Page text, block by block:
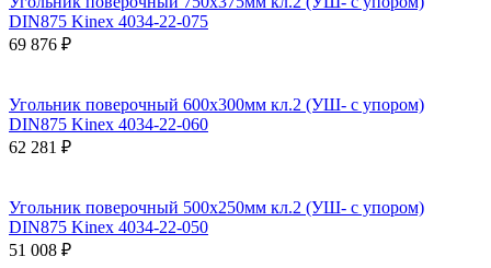
DIN875 Kinex 4034-22-075
69 876 ₽
Угольник поверочный 600х300мм кл.2 (УШ- с упором)
DIN875 Kinex 4034-22-060
62 281 ₽
Угольник поверочный 500х250мм кл.2 (УШ- с упором)
DIN875 Kinex 4034-22-050
51 008 ₽